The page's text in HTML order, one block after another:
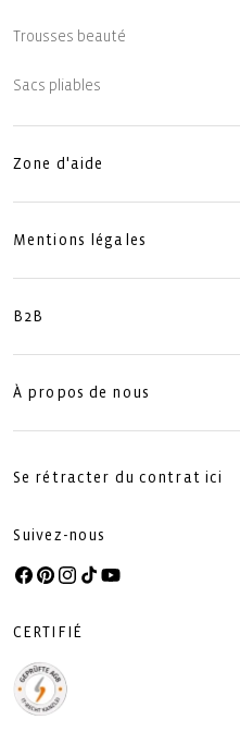
Trousses beauté
Sacs pliables
Zone d'aide
Mentions légales
B2B
À propos de nous
Se rétracter du contrat ici
Suivez-nous
Facebook
Pinterest
Instagram
TikTokYouTube
CERTIFIÉ